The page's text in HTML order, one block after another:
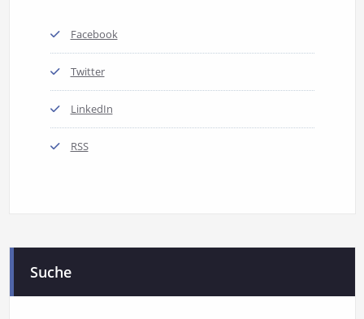
Facebook
Twitter
LinkedIn
RSS
Suche